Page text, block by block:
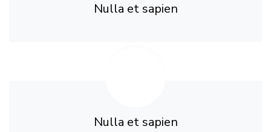
Nulla et sapien
Nulla et sapien